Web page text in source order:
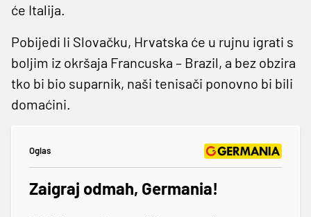
će Italija.
Pobijedi li Slovačku, Hrvatska će u rujnu igrati s
boljim iz okršaja Francuska – Brazil, a bez obzira
tko bi bio suparnik, naši tenisači ponovno bi bili
domaćini.
Oglas
Zaigraj odmah, Germania!